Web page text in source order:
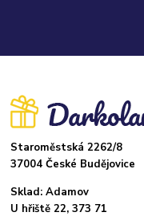
Staroměstská 2262/8
37004 České Budějovice
Sklad: Adamov
U hřiště 22, 373 71